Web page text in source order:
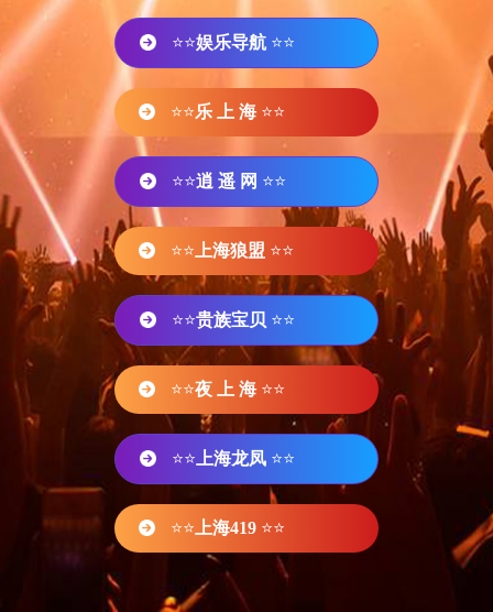
⭐⭐娱乐导航 ⭐⭐
⭐⭐乐 上 海 ⭐⭐
⭐⭐逍 遥 网 ⭐⭐
⭐⭐ 上海狼盟 ⭐⭐
⭐⭐贵族宝贝 ⭐⭐
⭐⭐夜 上 海 ⭐⭐
⭐⭐ 上海龙凤 ⭐⭐
⭐⭐ 上海419 ⭐⭐